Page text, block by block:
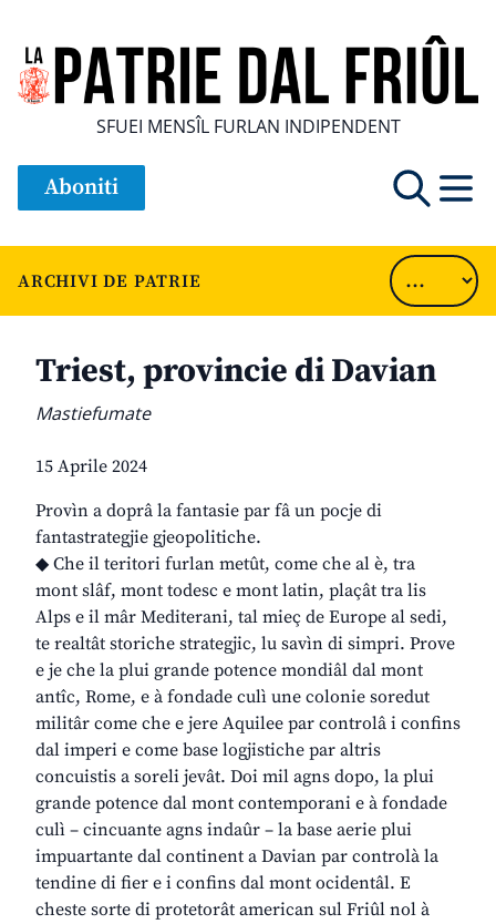
SFUEI MENSÎL FURLAN INDIPENDENT
Aboniti
ARCHIVI DE PATRIE
Triest, provincie di Davian
Mastiefumate
15 Aprile 2024
Provìn a doprâ la fantasie par fâ un pocje di
fantastrategjie gjeopolitiche.
◆ Che il teritori furlan metût, come che al è, tra
mont slâf, mont todesc e mont latin, plaçât tra lis
Alps e il mâr Mediterani, tal mieç de Europe al sedi,
te realtât storiche strategjic, lu savìn di simpri. Prove
e je che la plui grande potence mondiâl dal mont
antîc, Rome, e à fondade culì une colonie soredut
militâr come che e jere Aquilee par controlâ i confins
dal imperi e come base logjistiche par altris
concuistis a soreli jevât. Doi mil agns dopo, la plui
grande potence dal mont contemporani e à fondade
culì – cincuante agns indaûr – la base aerie plui
impuartante dal continent a Davian par controlà la
tendine di fier e i confins dal mont ocidentâl. E
cheste sorte di protetorât american sul Friûl nol à